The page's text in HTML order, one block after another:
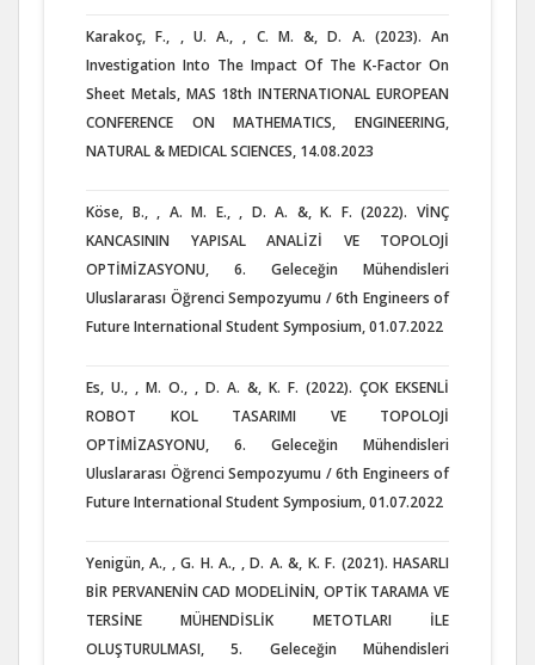
Karakoç, F., , U. A., , C. M. &, D. A. (2023). An
Investigation Into The Impact Of The K-Factor On
Sheet Metals, MAS 18th INTERNATIONAL EUROPEAN
CONFERENCE ON MATHEMATICS, ENGINEERING,
NATURAL & MEDICAL SCIENCES, 14.08.2023
Köse, B., , A. M. E., , D. A. &, K. F. (2022). VİNÇ
KANCASININ YAPISAL ANALİZİ VE TOPOLOJİ
OPTİMİZASYONU, 6. Geleceğin Mühendisleri
Uluslararası Öğrenci Sempozyumu / 6th Engineers of
Future International Student Symposium, 01.07.2022
Es, U., , M. O., , D. A. &, K. F. (2022). ÇOK EKSENLİ
ROBOT KOL TASARIMI VE TOPOLOJİ
OPTİMİZASYONU, 6. Geleceğin Mühendisleri
Uluslararası Öğrenci Sempozyumu / 6th Engineers of
Future International Student Symposium, 01.07.2022
Yenigün, A., , G. H. A., , D. A. &, K. F. (2021). HASARLI
BİR PERVANENİN CAD MODELİNİN, OPTİK TARAMA VE
TERSİNE MÜHENDİSLİK METOTLARI İLE
OLUŞTURULMASI, 5. Geleceğin Mühendisleri